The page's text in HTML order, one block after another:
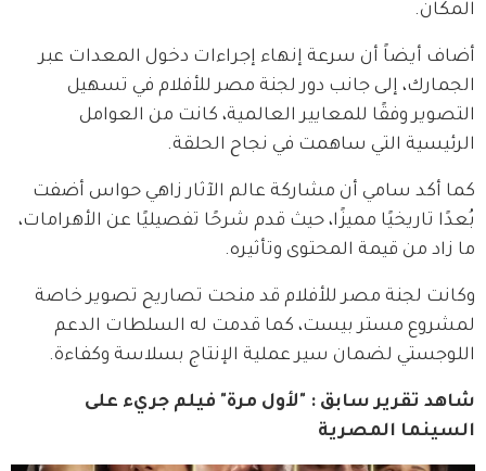
المكان.
أضاف أيضاً أن سرعة إنهاء إجراءات دخول المعدات عبر
الجمارك، إلى جانب دور لجنة مصر للأفلام في تسهيل
التصوير وفقًا للمعايير العالمية، كانت من العوامل
الرئيسية التي ساهمت في نجاح الحلقة.
كما أكد سامي أن مشاركة عالم الآثار زاهي حواس أضفت
بُعدًا تاريخيًا مميزًا، حيث قدم شرحًا تفصيليًا عن الأهرامات،
ما زاد من قيمة المحتوى وتأثيره.
وكانت لجنة مصر للأفلام قد منحت تصاريح تصوير خاصة
لمشروع مستر بيست، كما قدمت له السلطات الدعم
اللوجستي لضمان سير عملية الإنتاج بسلاسة وكفاءة.
شاهد تقرير سابق : "لأول مرة" فيلم جريء على
السينما المصرية